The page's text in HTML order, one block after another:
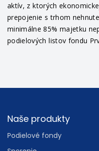
aktív, z ktorých
prepojenie s trhom
minimálne 85% majetku
podielových listov fondu
Footer
Naše produkty
Podielové fondy